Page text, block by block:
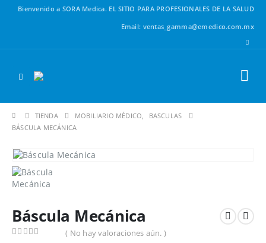
Bienvenido a SORA Medica. EL SITIO PARA PROFESIONALES DE LA SALUD
Email: ventas_gamma@emedico.com.mx
TIENDA MOBILIARIO MÉDICO,
BASCULAS
BÁSCULA MECÁNICA
Báscula Mecánica
( No hay valoraciones aún. )